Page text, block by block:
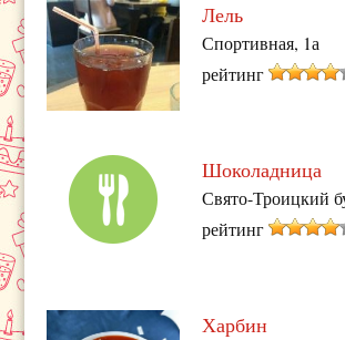
Лель
Спортивная, 1а
рейтинг
Шоколадница
Свято-Троицкий
рейтинг
Харбин